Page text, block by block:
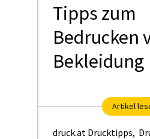
Tipps zum
Bedrucken
Bekleidung
Artikel
druck.at Drucktipps,